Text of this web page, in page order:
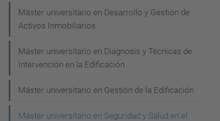
ó
Máster universitario en Desarrollo y Gestión de
Activos Inmobiliarios
Máster universitario en Diagnosis y Técnicas de
Intervención en la Edificación
Máster universitario en Gestión de la Edificación
Máster universitario en Seguridad y Salud en el